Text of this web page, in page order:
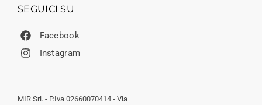
SEGUICI SU
Facebook
Instagram
MIR Srl. - P.Iva 02660070414 - Via